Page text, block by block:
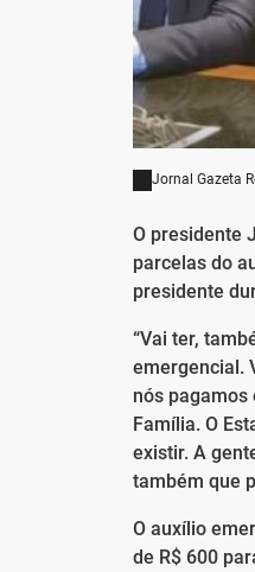
Jornal Gazeta
O presidente
parcelas do
presidente
“Vai ter,
emergencial.
nós pagamos
Família. O
existir. A
também que
O auxílio
de R$ 600